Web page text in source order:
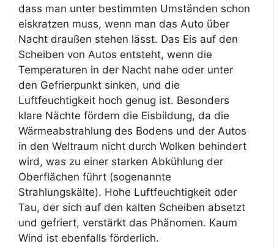
dass man unter bestimmten Umständen schon
eiskratzen muss, wenn man das Auto über
Nacht draußen stehen lässt. Das Eis auf den
Scheiben von Autos entsteht, wenn die
Temperaturen in der Nacht nahe oder unter
den Gefrierpunkt sinken, und die
Luftfeuchtigkeit hoch genug ist. Besonders
klare Nächte fördern die Eisbildung, da die
Wärmeabstrahlung des Bodens und der Autos
in den Weltraum nicht durch Wolken behindert
wird, was zu einer starken Abkühlung der
Oberflächen führt (sogenannte
Strahlungskälte). Hohe Luftfeuchtigkeit oder
Tau, der sich auf den kalten Scheiben absetzt
und gefriert, verstärkt das Phänomen. Kaum
Wind ist ebenfalls förderlich.